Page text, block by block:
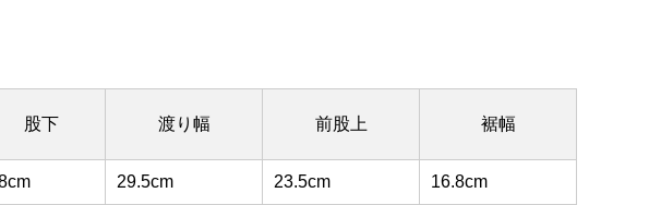
股下 渡り幅 前股上 裾幅
29.5cm 23.5cm 16.8cm